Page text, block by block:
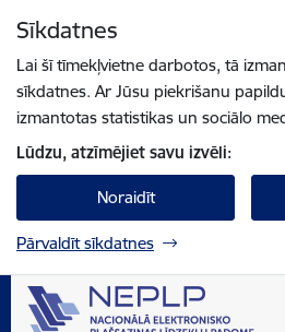
Sīkdatnes
Lai šī tīmekļvietne darbotos, tā
sīkdatnes. Ar Jūsu piekrišanu
izmantotas statistikas un sociālo
Lūdzu, atzīmējiet savu izvēli:
Noraidīt
Pārvaldīt sīkdatnes